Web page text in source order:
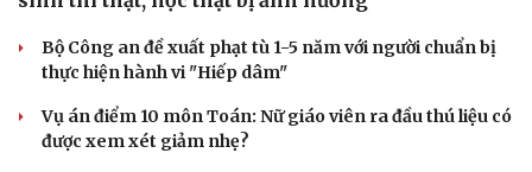
Bộ Công an đề xuất phạt tù 1-5 năm với người chuẩn bị
thực hiện hành vi "Hiếp dâm"
Vụ án điểm 10 môn Toán: Nữ giáo viên ra đầu thú liệu có
được xem xét giảm nhẹ?